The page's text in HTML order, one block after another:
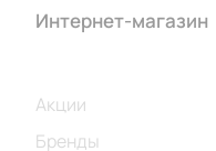
Интернет-магазин
Акции
Бренды